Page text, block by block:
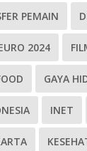
PEMAIN
2024
GAYA
INET